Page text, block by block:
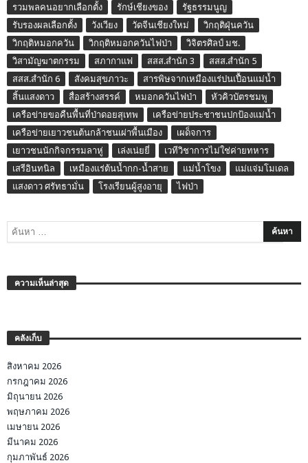
รวมพลคนอยากเลือกตั้ง รักษ์เชียงของ
รัฐธรรมนูญ
รับรองผลเลือกตั้ง
วังเวียง วัดจีนเชียงใหม่
วิกฤติฝุ่นควัน
วิกฤติหมอกควัน
วิกฤติหมอกควันไฟป่า
วิจิตรศิลป์ มช.
วิสามัญฆาตกรรม
สภากาแฟ สสส.สำนัก 3
สสส.สำนัก 5
สสส.สำนัก 6
สังคมสุขภาวะ
สารพิษจากเหมืองแร่ปนเปื้อนแม่น้ำ
สิ้นแสงดาว
สื่อสร้างสรรค์ หมอกควันไฟป่า
หัวคิวบัตรชมพู
เครือข่ายขอคืนพื้นที่ป่าดอยสุเทพ
เครือข่ายประชาชนปกป้องแม่น้ำ
เครือข่ายเยาวชนต้นกล้าชนเผ่าพื้นเมือง
เผด็จการ
เยาวชนนักกิจกรรมลาหู่
เล่งเน่ยยี่
เวทีวิชาการไม่ใช่ค่ายทหาร
เสรีอินทนิล
เหมืองแร่ต้นน้ำกก-น้ำสาย แม่น้ำโขง
แม่แจ่มโมเดล
แสงดาว ศรัทธามั่น
โรงเรียนผู้สูงอายุ ไฟป่า
ความเห็นล่าสุด
คลังเก็บ
สิงหาคม 2026
กรกฎาคม 2026
มิถุนายน 2026
พฤษภาคม 2026
เมษายน 2026
มีนาคม 2026
กุมภาพันธ์ 2026